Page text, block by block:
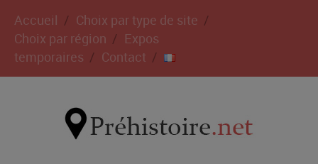
Accueil
Choix par type de site
Choix par région
Expos
temporaires
Contact